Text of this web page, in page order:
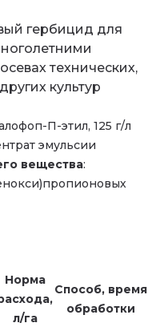
гербицид для
технических,
культур
П-этил, 125 г/л
эмульсии
вещества:
Норма
л/га
Способ, время
обработки